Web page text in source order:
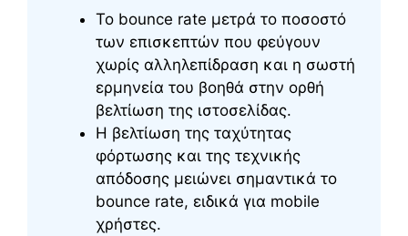
Το bounce rate μετρά το ποσοστό
των επισκεπτών που φεύγουν
χωρίς αλληλεπίδραση και η σωστή
ερμηνεία του βοηθά στην ορθή
βελτίωση της ιστοσελίδας.
Η βελτίωση της ταχύτητας
φόρτωσης και της τεχνικής
απόδοσης μειώνει σημαντικά το
bounce rate, ειδικά για mobile
χρήστες.